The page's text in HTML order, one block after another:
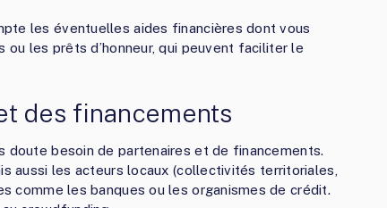
les éventuelles aides financières dont vous
les prêts d’honneur, qui peuvent faciliter le
des financements
doute besoin de partenaires et de financements.
aussi les acteurs locaux (collectivités territoriales,
les banques ou les organismes de crédit.